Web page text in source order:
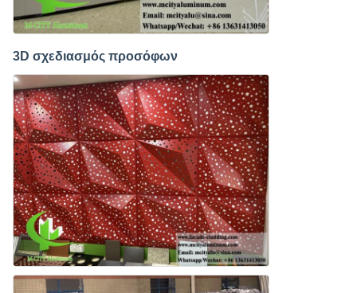
3D σχεδιασμός προσόφων